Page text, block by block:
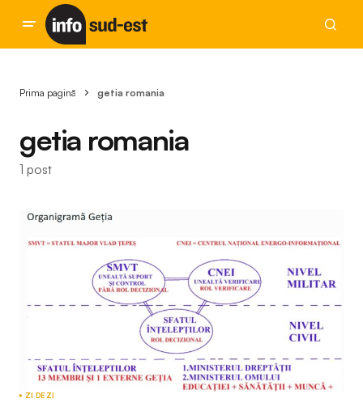
Prima pagină getia romania
getia romania
1 post
ZI DE ZI